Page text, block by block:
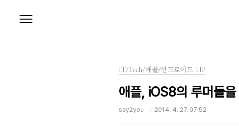
IT/Tech/애플/안드로이드 TIP
애플, iOS8의 루머들
say2you 2014. 4. 27. 07:52